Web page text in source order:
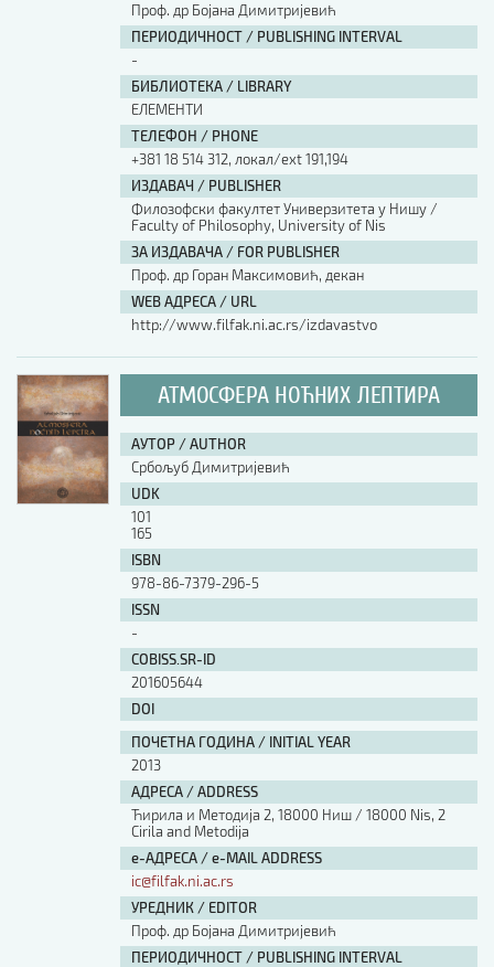
Проф. др Бојана Димитријевић
ПЕРИОДИЧНОСТ / PUBLISHING INTERVAL
-
БИБЛИОТЕКА / LIBRARY
ЕЛЕМЕНТИ
ТЕЛЕФОН / PHONE
+381 18 514 312, локал/ext 191,194
ИЗДАВАЧ / PUBLISHER
Филозофски факултет Универзитета у Нишу /
Faculty of Philosophy, University of Nis
ЗА ИЗДАВАЧА / FOR PUBLISHER
Проф. др Горан Максимовић, декан
WEB АДРЕСА / URL
http://www.filfak.ni.ac.rs/izdavastvo
АТМОСФЕРА НОЋНИХ ЛЕПТИРА
АУТОР / AUTHOR
Србољуб Димитријевић
UDK
101
165
ISBN
978-86-7379-296-5
ISSN
-
COBISS.SR-ID
201605644
DOI
ПОЧЕТНА ГОДИНА / INITIAL YEAR
2013
АДРЕСА / ADDRESS
Ћирила и Методија 2, 18000 Ниш / 18000 Nis, 2
Cirila and Metodija
е-АДРЕСА / e-MAIL ADDRESS
ic@filfak.ni.ac.rs
УРЕДНИК / EDITOR
Проф. др Бојана Димитријевић
ПЕРИОДИЧНОСТ / PUBLISHING INTERVAL